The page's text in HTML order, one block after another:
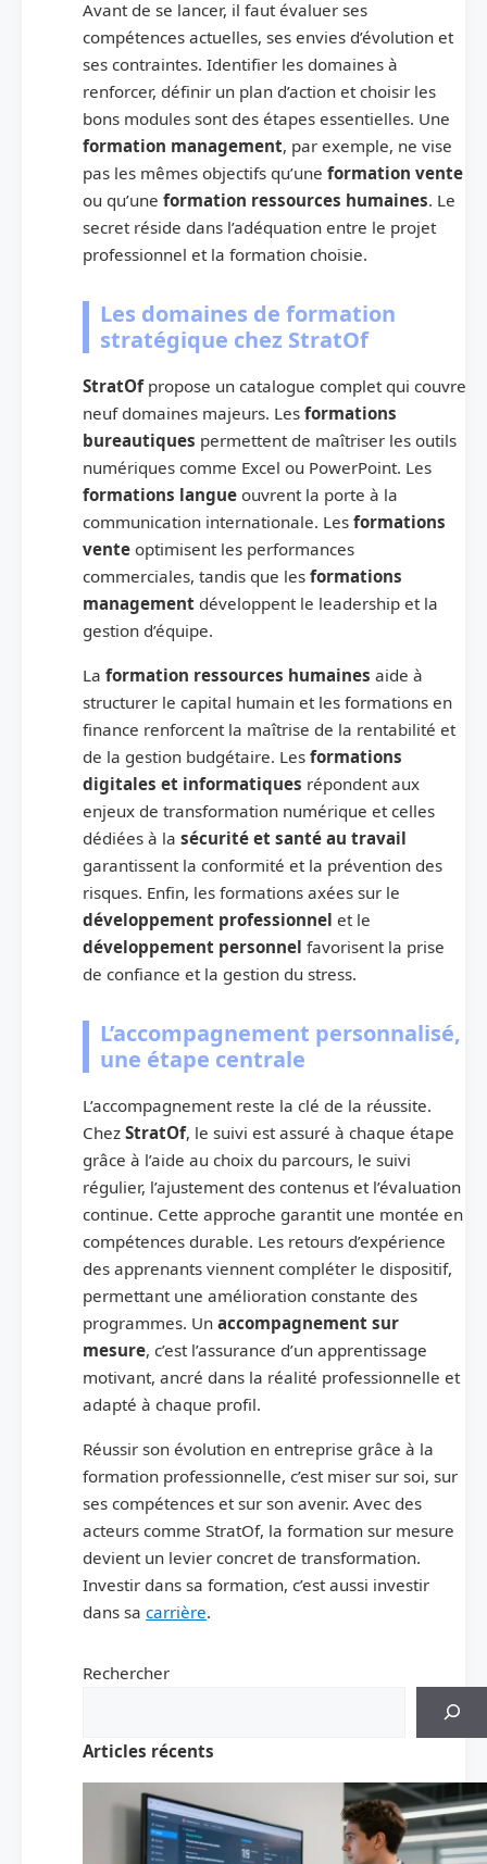
Avant de se lancer, il faut évaluer ses
compétences actuelles, ses envies d’évolution et
ses contraintes. Identifier les domaines à
renforcer, définir un plan d’action et choisir les
bons modules sont des étapes essentielles. Une
formation management, par exemple, ne vise
pas les mêmes objectifs qu’une formation vente
ou qu’une formation ressources humaines. Le
secret réside dans l’adéquation entre le projet
professionnel et la formation choisie.
Les domaines de formation
stratégique chez StratOf
StratOfpropose un catalogue complet qui couvre
neuf domaines majeurs. Les formations
bureautiques permettent de maîtriser les outils
numériques comme Excel ou PowerPoint. Les
formations langue ouvrent la porte à la
communication internationale. Les formations
vente optimisent les performances
commerciales, tandis que les formations
management développent le leadership et la
gestion d’équipe.
La formation ressources humaines aide à
structurer le capital humain et les formations en
finance renforcent la maîtrise de la rentabilité et
de la gestion budgétaire. Les formations
digitales et informatiques répondent aux
enjeux de transformation numérique et celles
dédiées à la sécurité et santé au travail
garantissent la conformité et la prévention des
risques. Enfin, les formations axées sur le
développement professionnel et le
développement personnel favorisent la prise
de confiance et la gestion du stress.
L’accompagnement personnalisé,
une étape centrale
L’accompagnement reste la clé de la réussite.
Chez StratOf, le suivi est assuré à chaque étape
grâce à l’aide au choix du parcours, le suivi
régulier, l’ajustement des contenus et l’évaluation
continue. Cette approche garantit une montée en
compétences durable. Les retours d’expérience
des apprenants viennent compléter le dispositif,
permettant une amélioration constante des
programmes. Un accompagnement sur
mesure, c’est l’assurance d’un apprentissage
motivant, ancré dans la réalité professionnelle et
adapté à chaque profil.
Réussir son évolution en entreprise grâce à la
formation professionnelle, c’est miser sur soi, sur
ses compétences et sur son avenir. Avec des
acteurs comme StratOf, la formation sur mesure
devient un levier concret de transformation.
Investir dans sa formation, c’est aussi investir
dans sa carrière.
Rechercher
Articles récents